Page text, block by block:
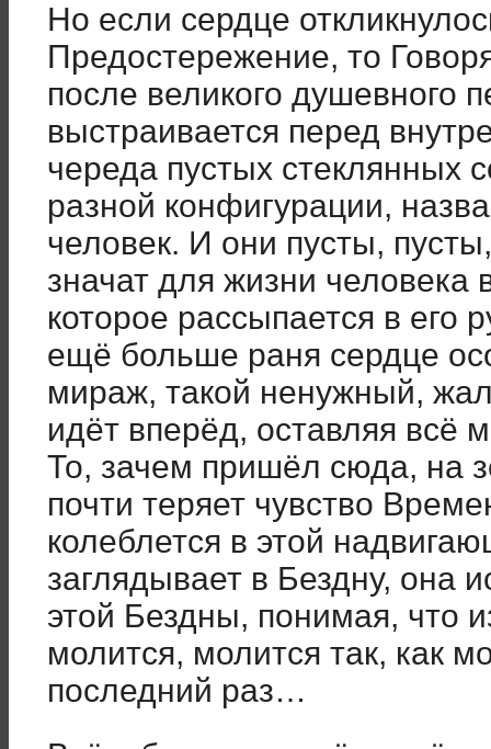
Но если сердце
Предостережение, то
после великого
выстраивается перед
череда пустых стеклянных
разной конфигурации,
человек. И они пусты,
значат для жизни
которое рассыпается в его
ещё больше раня сердце
мираж, такой ненужный,
идёт вперёд, оставляя всё
То, зачем пришёл сюда, на
почти теряет чувство
колеблется в этой
заглядывает в Бездну, она
этой Бездны, понимая, что
молится, молится так, как
последний раз…